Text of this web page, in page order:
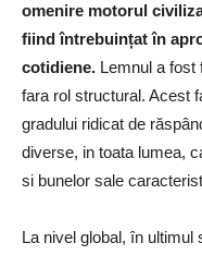
omenire motorul
fiind întrebuințat în
cotidiene. Lemnul a fost
fara rol structural. Acest
gradului ridicat de
diverse, in toata lumea,
si bunelor sale
La nivel global, în